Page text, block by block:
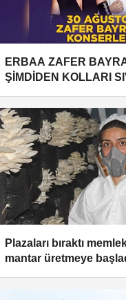
ERBAA ZAFER
ŞİMDİDEN KOLLARI
Plazaları bıraktı
mantar üretmeye